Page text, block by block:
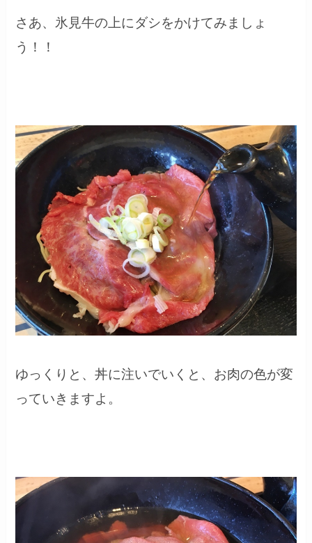
さあ、氷見牛の上にダシをかけてみましょ
う！！
ゆっくりと、丼に注いでいくと、お肉の色が変
っていきますよ。